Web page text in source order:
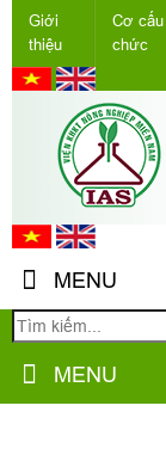
Giới
thiệu
Cơ
chức
MENU
MENU